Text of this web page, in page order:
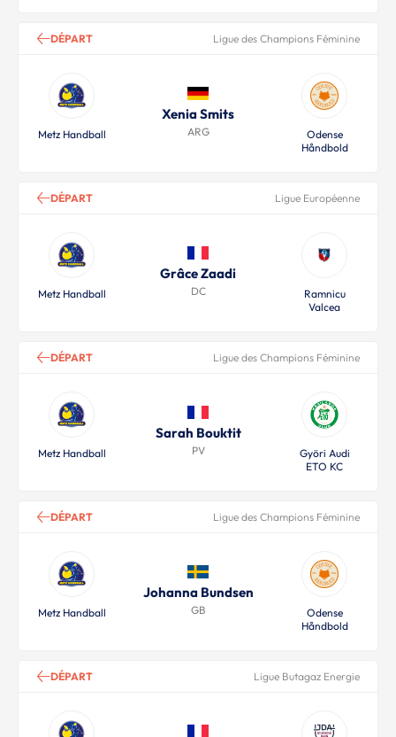
DÉPART Ligue des Champions Féminine
Metz Handball
Xenia Smits
ARG
Odense
Håndbold
DÉPART Ligue Européenne
Metz Handball
Grâce Zaadi
DC
Ramnicu
Valcea
DÉPART Ligue des Champions Féminine
Metz Handball
Sarah Bouktit
PV
Györi Audi
ETO KC
DÉPART Ligue des Champions Féminine
Metz Handball
Johanna Bundsen
GB
Odense
Håndbold
DÉPART Ligue Butagaz Energie